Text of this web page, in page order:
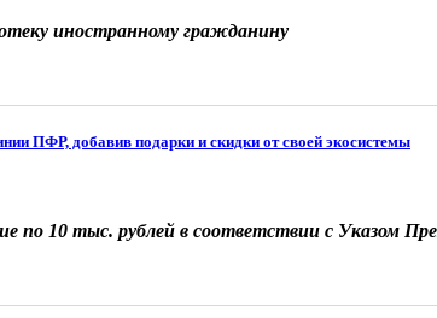
иностранному гражданину
ПФР, добавив подарки и скидки от своей экосистемы
по 10 тыс. рублей в соответствии с Указом